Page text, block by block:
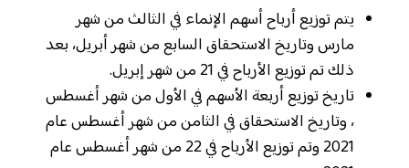
يتم توزيع أرباح أسهم الإنماء في الثالث من شهر
مارس وتاريخ الاستحقاق السابع من شهر أبريل، بعد
ذلك تم توزيع الأرباح في 21 من شهر إبريل.
تاريخ توزيع أربعة الأسهم في الأول من شهر أغسطس
، وتاريخ الاستحقاق في الثامن من شهر أغسطس عام
2021 وتم توزيع الأرباح في 22 من شهر أغسطس عام